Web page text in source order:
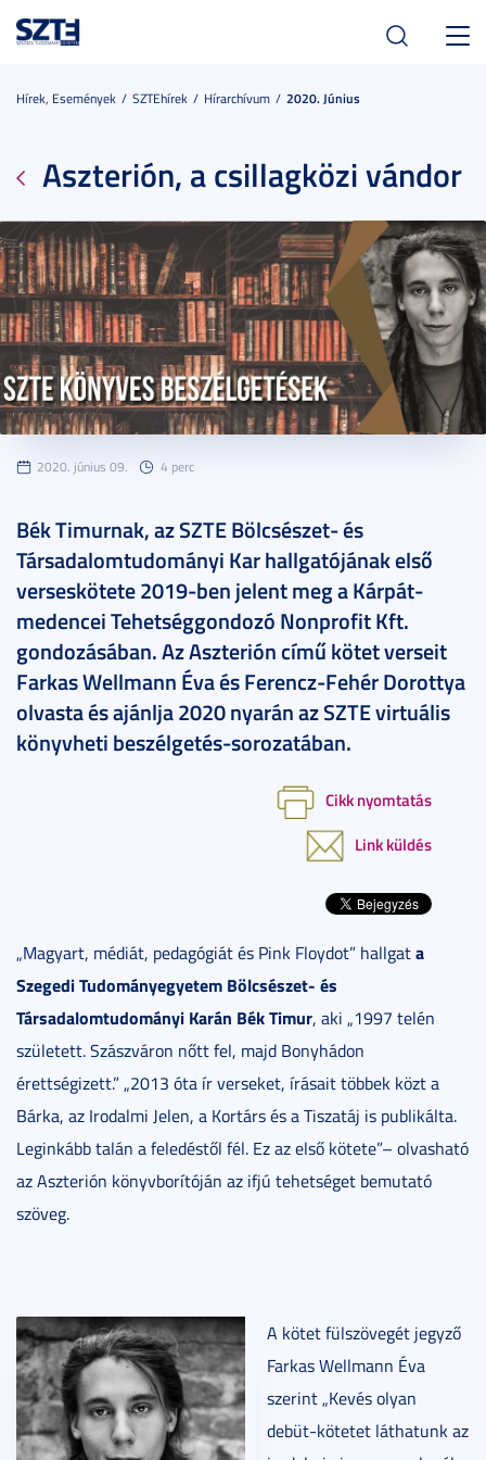
Hírek, Események SZTEhírek Hírarchívum 2020. Június
Aszterión, a csillagközi vándor
2020. június 09. 4 perc
Bék Timurnak, az SZTE Bölcsészet- és
Társadalomtudományi Kar hallgatójának első
verseskötete 2019-ben jelent meg a Kárpát-
medencei Tehetséggondozó Nonprofit Kft.
gondozásában. Az Aszterión című kötet verseit
Farkas Wellmann Éva és Ferencz-Fehér Dorottya
olvasta és ajánlja 2020 nyarán az SZTE virtuális
könyvheti beszélgetés-sorozatában.
Cikk nyomtatás
Link küldés
„Magyart, médiát, pedagógiát és Pink Floydot” hallgata
Szegedi Tudományegyetem Bölcsészet- és
Társadalomtudományi Karán Bék Timur, aki „1997 telén
született. Szászváron nőtt fel, majd Bonyhádon
érettségizett.” „2013 óta ír verseket, írásait többek közt a
Bárka, az Irodalmi Jelen, a Kortárs és a Tiszatáj is publikálta.
Leginkább talán a feledéstől fél. Ez az első kötete”– olvasható
az Aszterión könyvborítóján az ifjú tehetséget bemutató
szöveg.
A kötet fülszövegét jegyző
Farkas Wellmann Éva
szerint „Kevés olyan
debüt-kötetet láthatunk az